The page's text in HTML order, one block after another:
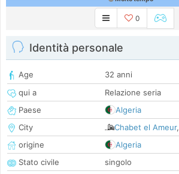
0
Identità personale
Age
32 anni
qui a
Relazione seria
Paese
Algeria
City
Chabet el Ameur,
origine
Algeria
Stato civile
singolo